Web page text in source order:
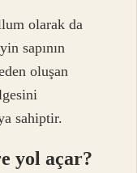
olarak da
sapının
oluşan
sahiptir.
yol açar?